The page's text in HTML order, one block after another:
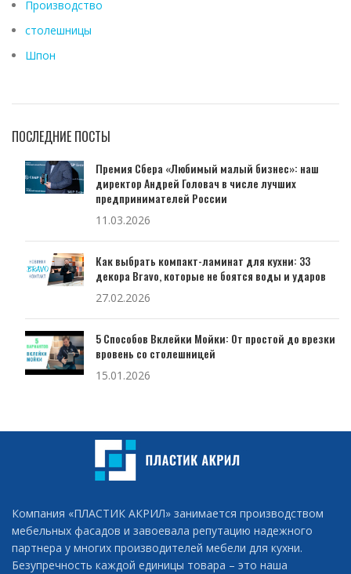
Производство
столешницы
Шпон
ПОСЛЕДНИЕ ПОСТЫ
Премия Сбера «Любимый малый бизнес»: наш
директор Андрей Головач в числе лучших
предпринимателей России
11.03.2026
Как выбрать компакт-ламинат для кухни: 33
декора Bravo, которые не боятся воды и ударов
27.02.2026
5 Способов Вклейки Мойки: От простой до врезки
вровень со столешницей
15.01.2026
Компания «ПЛАСТИК АКРИЛ» занимается производством
мебельных фасадов и завоевала репутацию надежного
партнера у многих производителей мебели для кухни.
Безупречность каждой единицы товара – это наша